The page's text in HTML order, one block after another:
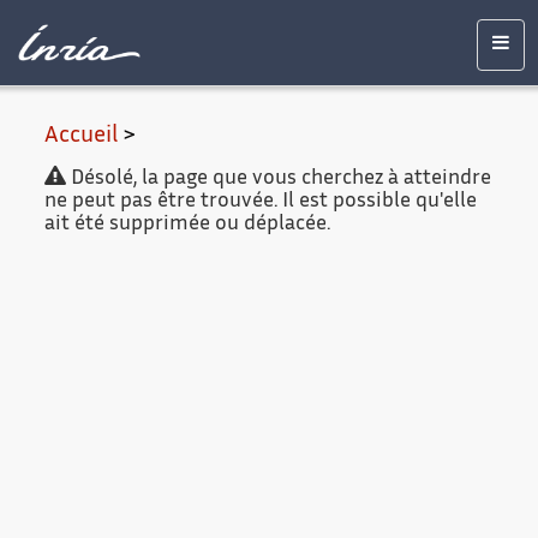
Mentions
Accueil >
Désolé, la page que vous cherchez à atteindre
ne peut pas être trouvée. Il est possible qu'elle
ait été supprimée ou déplacée.